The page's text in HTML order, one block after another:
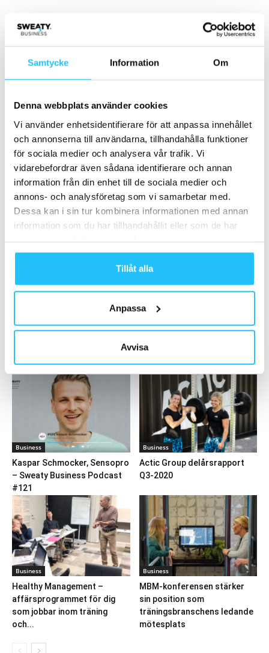
Samtycke Information Om
Denna webbplats använder cookies
Vi använder enhetsidentifierare för att anpassa innehållet
och annonserna till användarna, tillhandahålla funktioner
för sociala medier och analysera vår trafik. Vi
vidarebefordrar även sådana identifierare och annan
information från din enhet till de sociala medier och
annons- och analysföretag som vi samarbetar med.
Dessa kan i sin tur kombinera informationen med annan
information som du har tillhandahållit eller som de har
Tillåt alla
Anpassa
Avvisa
MEST POPULÄRA
2025-09-24
Boktips: Den enkla vägen till träningsvana
2021-06-13
Delux Sweden satsar på InBody970
2023-09-25
2021-07-01
Ladda fler
Business
Kaspar Schmocker, Sensopro
– Sweaty Business Podcast
#121
Business
Actic Group delårsrapport
Q3-2020
Business
Healthy Management –
affärsprogrammet för dig
som jobbar inom träning
och...
Business
MBM-konferensen stärker
sin position som
träningsbranschens ledande
mötesplats